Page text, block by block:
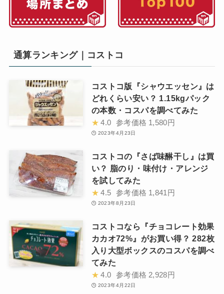
通算ランキング｜コストコ
コストコ版『シャウエッセン』は
どれくらい安い？ 1.15kgパック
の本数・コスパを調べてみた
★ 4.0 参考価格 1,580円
2023年4月23日
コストコの『さば味醂干し』は買
い？ 脂のり・味付け・アレンジ
を試してみた
★ 4.5 参考価格 1,841円
2023年8月23日
コストコなら『チョコレート効果
カカオ72%』がお買い得？ 282枚
入り大型ボックスのコスパを調べ
てみた
★ 4.0 参考価格 2,928円
2023年4月22日